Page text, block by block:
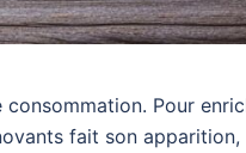
Pour
fait son